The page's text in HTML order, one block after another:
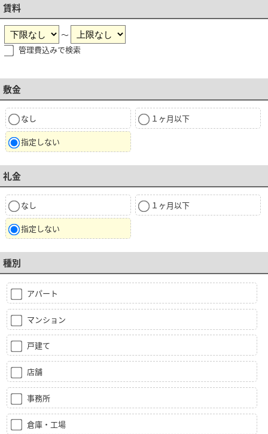
賃料
～
管理費込みで検索
敷金
なし １ヶ月以下
指定しない
礼金
なし １ヶ月以下
指定しない
種別
アパート
マンション
戸建て
店舗
事務所
倉庫・工場